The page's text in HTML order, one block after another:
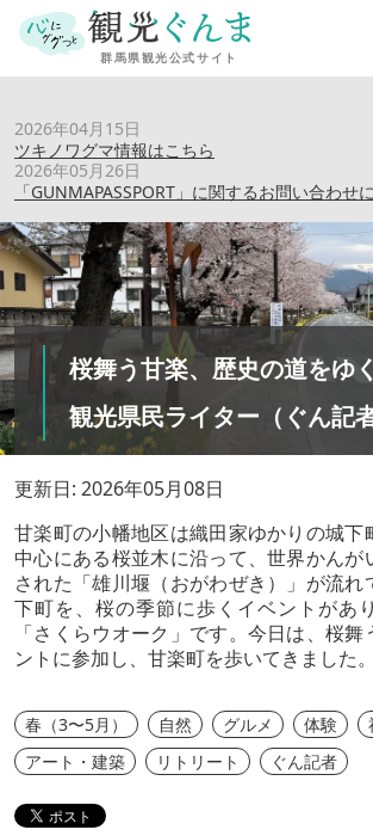
2026年04月15日
ツキノワグマ情報はこちら
2026年05月26日
「GUNMAPASSPORT」に関するお問い合わせ
桜舞う甘楽、歴史の道をゆく【ぐんま観光
ん記者）】
桜舞う甘楽、歴史の道をゆ
観光県民ライター（ぐん記
更新日: 2026年05月08日
甘楽町の小幡地区は織田家ゆかりの城下
中心にある桜並木に沿って、世界かんが
された「雄川堰（おがわぜき）」が流れ
下町を、桜の季節に歩くイベントがあ
「さくらウオーク」です。今日は、桜
ントに参加し、甘楽町を歩いてきました。
春（3〜5月） 自然 グルメ 体験
アート・建築
リトリート ぐん記者